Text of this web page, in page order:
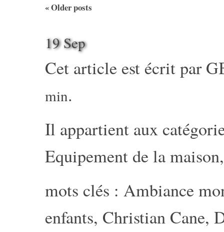
«Older posts
19 Sep
Cet article est écrit par
min.
Il appartient aux
Equipement de la maison
mots clés : Ambiance
enfants, Christian Cane,